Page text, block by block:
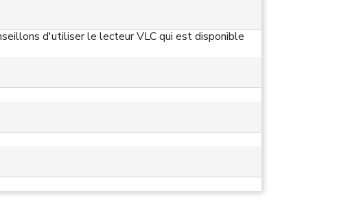
d'utiliser le lecteur VLC qui est disponible